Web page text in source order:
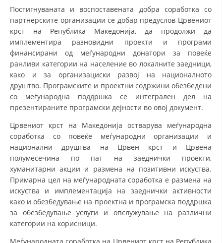
УПОТРЕБА И ЗАШТИТА НА АМБЛЕМОТ
СОЦИЈАЛНО ХУМАНИТАРНА ДЕЈНОСТ
КАКО ДА ДОНИРАТЕ
ПОДГОТВЕНОСТ И ДЕЈСТВО ПРИ КАТАСТРОФИ
ТИМОВИ НА ООЦК
СПАСИТЕЛНА СТАНИЦА ВОДНО
ПРОЕКТИ – ПОДГОТВЕНОСТ И ДЕЈСТВУВАЊЕ ПРИ КАТАСТРОФИ
ОДНОСИ СО ЈАВНОСТ
ИСТРАЖУВАЊЕ НА ЈАВНО МИСЛЕЊЕ
МЕЃУНАРОДНА СОРАБОТКА
ДОГОВОРИ
ЗНАЧЕЊЕ НА СЛУЖБАТА ЗА БАРАЊЕ
ФОРМУЛАРИ ЗА БАРАЊА
Постигнуваната и воспоставената добра соработка со
партнерските организации се добар предуслов Црвениот
крст на Република Македонија, да продолжи да
имплементира разновидни проекти и програми
финансирани од меѓународни донатори за повеќе
ранливи категории на население во локалните заедници,
како и за организациски развој на националното
друштво. Програмските и проектни содржини обезбедени
со меѓународна поддршка се интегрален дел на
презентираните програмски дејности во овој документ.
Црвениот крст на Македонија остварува меѓународна
соработка со повеќе меѓународни организации и
национални друштва на Црвен крст и Црвена
полумесечина по пат на заеднички проекти,
хуманитарни акции и размена на позитивни искуства.
Примарна цел на меѓународната соработка е размена на
искуства и имплементација на заеднички активности
како и обезбедување на проектна и програмска поддршка
за обезбедување услуги и опслужување на различни
категории на корисници.